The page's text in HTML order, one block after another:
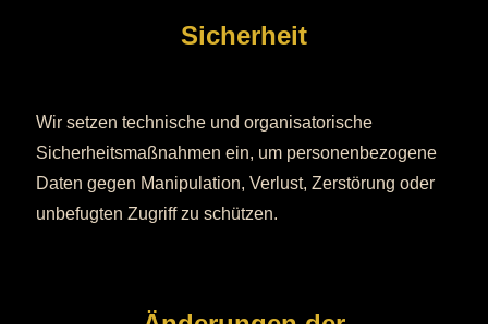
Sicherheit
Wir setzen technische und organisatorische
Sicherheitsmaßnahmen ein, um personenbezogene
Daten gegen Manipulation, Verlust, Zerstörung oder
unbefugten Zugriff zu schützen.